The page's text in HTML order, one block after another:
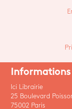
Ici Librairie
25 Boulevard
75002 Paris